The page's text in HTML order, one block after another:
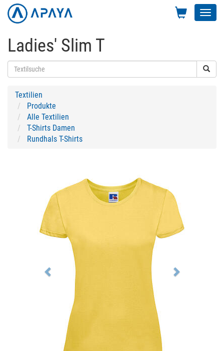
Ladies' Slim T
Textilien
Produkte
Alle Textilien
T-Shirts Damen
Rundhals T-Shirts